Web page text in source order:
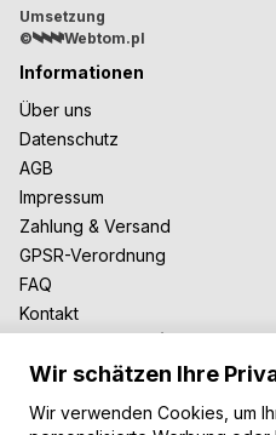
Umsetzung
©
Webtom.pl
Informationen
Über uns
Datenschutz
AGB
Impressum
Zahlung & Versand
GPSR-Verordnung
FAQ
Kontakt
Zusammenarbeit
Für Blogger
B2B-Zusammenarbeit
Wir schätzen Ihre
Wir verwenden Cookies, um